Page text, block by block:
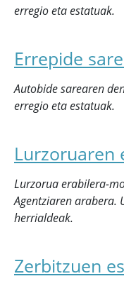
erregio eta estatuak.
Errepide
Autobide sarearen
erregio eta estatuak.
Lurzoruaren
Lurzorua erabilera-
Agentziaren arabera.
herrialdeak.
Zerbitzuen